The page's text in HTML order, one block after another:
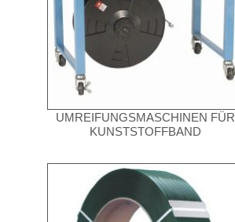
UMREIFUNGSMASCHINEN FÜR
KUNSTSTOFFBAND